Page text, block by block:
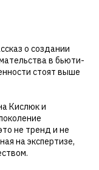
о создании
в бьюти-
стоят выше
Кислюк и
не тренд и не
на экспертизе,